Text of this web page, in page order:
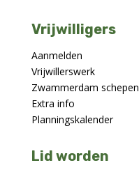
Vrijwilligers
Aanmelden
Vrijwillerswerk
Zwammerdam schepen
Extra info
Planningskalender
Lid worden